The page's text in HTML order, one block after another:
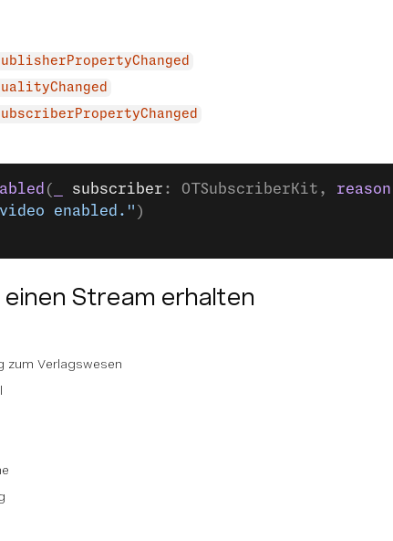
( subscriber : OTSubscriberKit, reason
enabled." )
Stream erhalten
zum Verlagswesen